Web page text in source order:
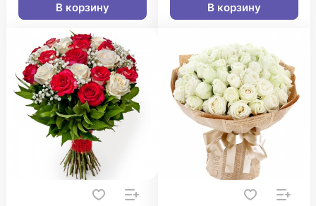
В корзину В корзину